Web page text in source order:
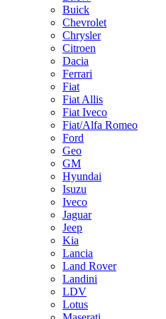
Buick
Chevrolet
Chrysler
Citroen
Dacia
Ferrari
Fiat
Fiat Allis
Fiat Iveco
Fiat/Alfa Romeo
Ford
Geo
GM
Hyundai
Isuzu
Iveco
Jaguar
Jeep
Kia
Lancia
Land Rover
Landini
LDV
Lotus